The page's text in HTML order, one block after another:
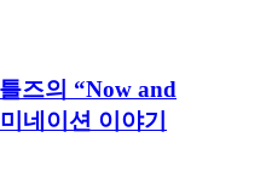
즈의 “Now and
네이션 이야기